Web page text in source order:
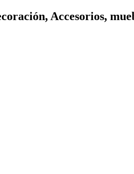
Accesorios,